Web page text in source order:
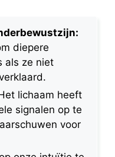
diepere
als ze niet
lichaam heeft
signalen op te
voor